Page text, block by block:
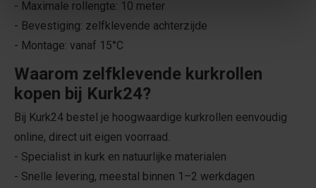
- Maximale rollengte: 10 meter
- Bevestiging: zelfklevende achterzijde
- Montage: vanaf 15°C
Waarom zelfklevende kurkrollen
kopen bij Kurk24?
Bij Kurk24 bestel je hoogwaardige kurkrollen eenvoudig
online, direct uit eigen voorraad.
- Specialist in kurk en natuurlijke materialen
- Snelle levering, meestal binnen 1–2 werkdagen